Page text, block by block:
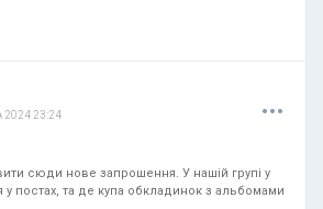
2024 23:24 ...
сюди нове запрошення. У нашій групі у
постах, та де купа обкладинок з альбомами